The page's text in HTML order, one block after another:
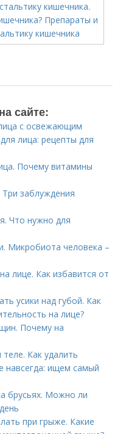
сайте:
с освежающим
лица: рецепты для
Почему витамины
заблуждения
Что нужно для
Микробиота человека –
лице. Как избавится от
усики над губой. Как
на лице?
Почему на
Как удалить
навсегда: ищем самый
брусьях. Можно ли
при грыже. Какие